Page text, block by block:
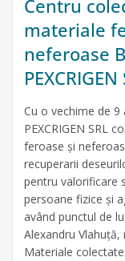
Centru
materiale
neferoase
PEXCRIGEN
Cu o vechime de 9
PEXCRIGEN SRL
feroase și
recuperarii
pentru valorificare
persoane fizice și
având punctul de
Alexandru Vlahuță,
Materiale